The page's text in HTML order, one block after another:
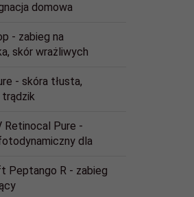
domowa
- zabieg na
skór wrażliwych
- skóra tłusta,
trądzik
Retinocal Pure -
dla
Peptango R - zabieg